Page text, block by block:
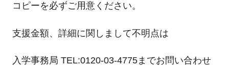
コピーを必ずご用意ください。
支援金額、詳細に関しまして不明点は
入学事務局 TEL:0120-03-4775までお問い合わせ